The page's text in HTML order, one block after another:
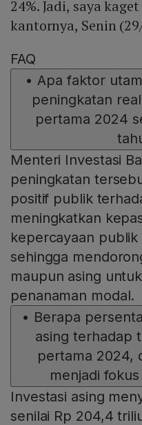
24%. Jadi, saya
kantornya, Senin
FAQ
• Apa faktor
peningkatan
pertama 2024
Menteri Investasi
peningkatan
positif publik
meningkatkan
kepercayaan
sehingga
maupun asing
penanaman modal.
• Berapa
asing terhadap
pertama 2024,
menjadi
Investasi asing
senilai Rp 204,4